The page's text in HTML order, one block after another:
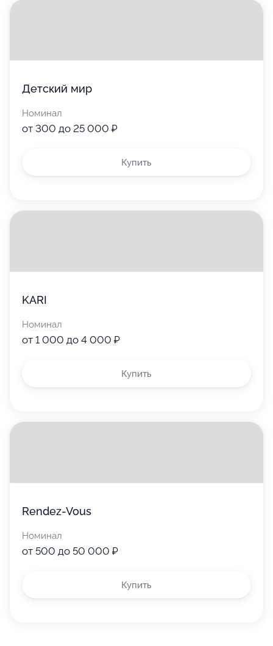
Воспользуйтесь для оплаты товаров
Детский мир
Номинал
от 300 до 25 000 ₽
Купить
KARI
Номинал
от 1 000 до 4 000 ₽
Купить
Rendez-Vous
Номинал
от 500 до 50 000 ₽
Купить